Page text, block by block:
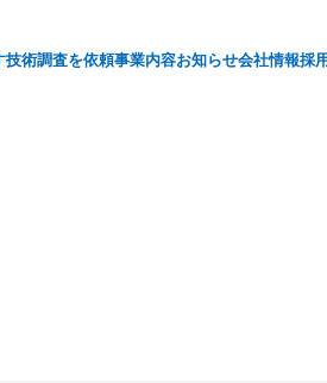
技術調査を依頼事業内容お知らせ会社情報採